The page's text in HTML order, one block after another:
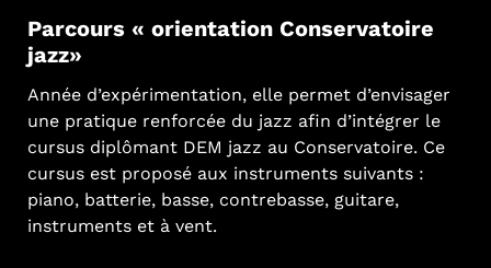
Parcours « orientation Conservatoire
jazz»
Année d’expérimentation, elle permet d’envisager
une pratique renforcée du jazz afin d’intégrer le
cursus diplômant DEM jazz au Conservatoire. Ce
cursus est proposé aux instruments suivants :
piano, batterie, basse, contrebasse, guitare,
instruments et à vent.